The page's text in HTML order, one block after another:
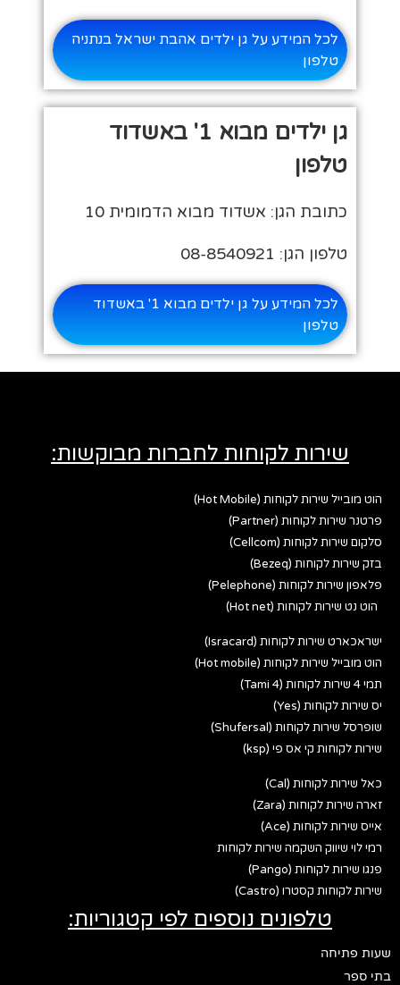
לכל המידע על גן ילדים אהבת ישראל בנתניה
טלפון
גן ילדים מבוא 1' באשדוד
טלפון
כתובת הגן: אשדוד מבוא הדמומית 10
טלפון הגן: 08-8540921
לכל המידע על גן ילדים מבוא 1' באשדוד
טלפון
שירות לקוחות לחברות מבוקשות:
הוט מובייל שירות לקוחות (Hot Mobile)
פרטנר שירות לקוחות (Partner)
סלקום שירות לקוחות (Cellcom)
בזק שירות לקוחות (Bezeq)
פלאפון שירות לקוחות (Pelephone)
הוט נט שירות לקוחות (Hot net)
ישראכארט שירות לקוחות (Isracard)
הוט מובייל שירות לקוחות (Hot mobile)
תמי 4 שירות לקוחות (Tami 4)
יס שירות לקוחות (Yes)
שופרסל שירות לקוחות (Shufersal)
שירות לקוחות קי אס פי (ksp)
כאל שירות לקוחות (Cal)
זארה שירות לקוחות (Zara)
אייס שירות לקוחות (Ace)
רמי לוי שיווק השקמה שירות לקוחות
פנגו שירות לקוחות (Pango)
שירות לקוחות קסטרו (Castro)
טלפונים נוספים לפי קטגוריות:
שעות פתיחה
בתי ספר